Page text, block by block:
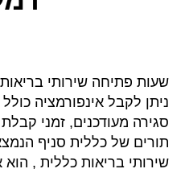
ניתן לקבל אינפורמציה
סגירה מעודכנים, זמני
שירותי בריאות כללית , הוא